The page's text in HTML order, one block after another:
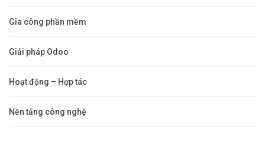
Gia công phần mềm
Giải pháp Odoo
Hoạt động – Hợp tác
Nền tảng công nghệ